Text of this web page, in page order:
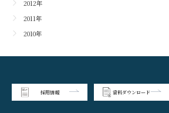
2012年
2011年
2010年
採用情報 資料ダウンロード